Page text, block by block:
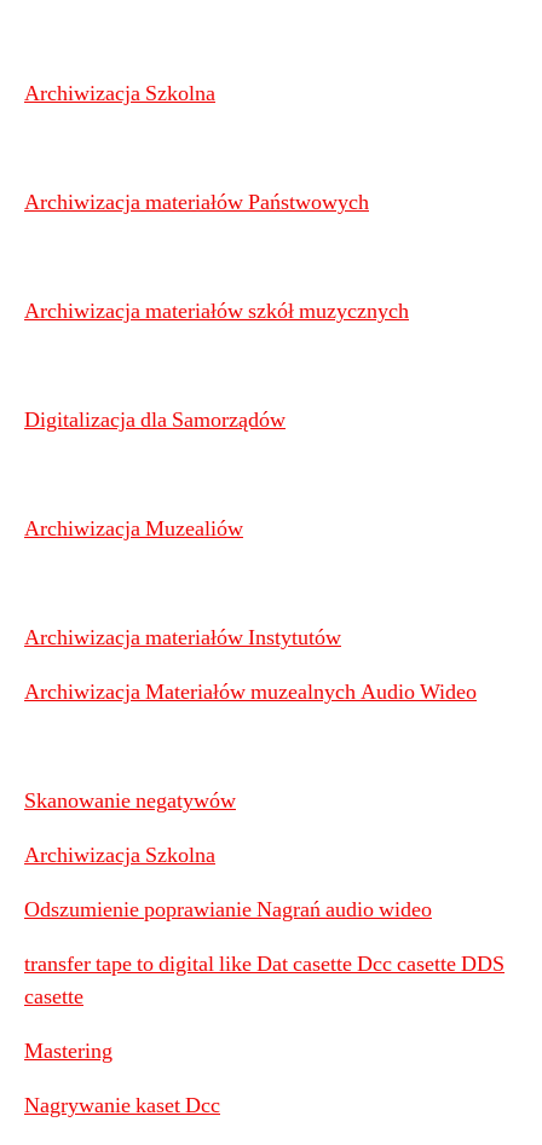
Archiwizacja Szkolna
Archiwizacja materiałów Państwowych
Archiwizacja materiałów szkół muzycznych
Digitalizacja dla Samorządów
Archiwizacja Muzealiów
Archiwizacja materiałów Instytutów
Archiwizacja Materiałów muzealnych Audio Wideo
Skanowanie negatywów
Archiwizacja Szkolna
Odszumienie poprawianie Nagrań audio wideo
transfer tape to digital like Dat casette Dcc casette DDS
casette
Mastering
Nagrywanie kaset Dcc